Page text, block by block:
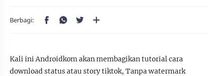
Kali ini Androidkom akan membagikan tutorial cara
download status atau story tiktok, Tanpa watermark